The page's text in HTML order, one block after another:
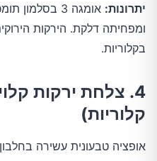
יתרונות:
אומגה 3
ומפחיתה דלקת. הירקות
בקלוריות.
קלוריות)
אופציה טבעונית עשירה